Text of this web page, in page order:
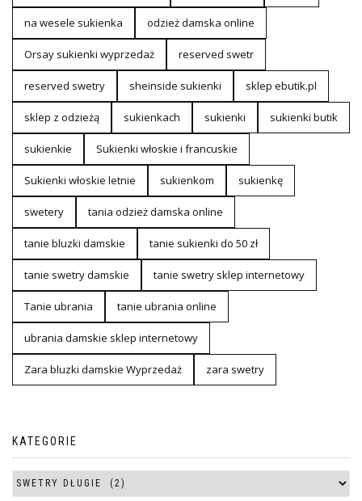
na wesele sukienka odzież damska online
Orsay sukienki wyprzedaż reserved swetr
reserved swetry sheinside sukienki sklep ebutik.pl
sklep z odzieżą sukienkach sukienki sukienki butik
sukienkie Sukienki włoskie i francuskie
Sukienki włoskie letnie sukienkom sukienkę
swetery tania odzież damska online
tanie bluzki damskie tanie sukienki do 50 zł
tanie swetry damskie tanie swetry sklep internetowy
Tanie ubrania tanie ubrania online
ubrania damskie sklep internetowy
Zara bluzki damskie Wyprzedaż zara swetry
KATEGORIE